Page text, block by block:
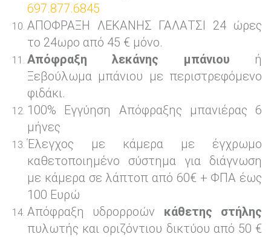
697.877.6845
ΑΠΟΦΡΑΞΗ ΛΕΚΑΝΗΣ ΓΑΛΑΤΣΙ 24 ώρες
το 24ωρο από 45 € μόνο.
Απόφραξη λεκάνης μπάνιου ή
Ξεβούλωμα μπάνιου με περιστρεφόμενο
φιδάκι.
100% Εγγύηση Απόφραξης μπανιέρας 6
μήνες
Έλεγχος με κάμερα με έγχρωμο
καθετοποιημένο σύστημα για διάγνωση
με κάμερα σε λάπτοπ από 60€ + ΦΠΑ έως
100 Ευρώ
Απόφραξη υδρορροών κάθετης στήλης
πυλωτής και οριζόντιου δικτύου από 50 €